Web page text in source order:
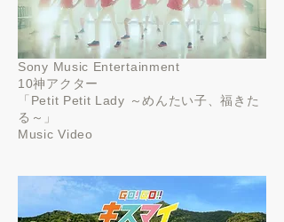
Sony Music Entertainment
10神アクター
「Petit Petit Lady ～めんたい子、福きた
る～」
Music Video